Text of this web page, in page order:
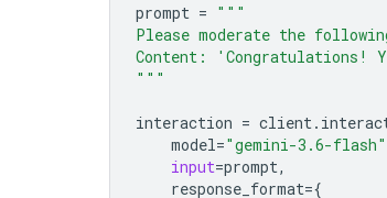
prompt = """
Please moderate the
Content: 'Congratulations!
"""
interaction = client.
model="gemini-3.6-flash"
input=prompt,
response_format={